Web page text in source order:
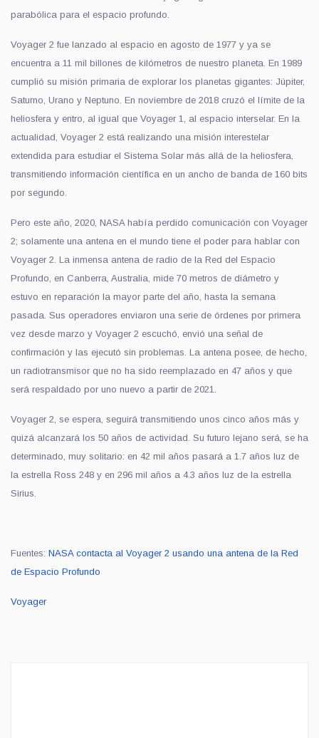
parabólica para el espacio profundo.
Voyager 2 fue lanzado al espacio en agosto de 1977 y ya se
encuentra a 11 mil billones de kilómetros de nuestro planeta. En 1989
cumplió su misión primaria de explorar los planetas gigantes: Júpiter,
Saturno, Urano y Neptuno. En noviembre de 2018 cruzó el límite de la
heliosfera y entro, al igual que Voyager 1, al espacio interselar. En la
actualidad, Voyager 2 está realizando una misión interestelar
extendida para estudiar el Sistema Solar más allá de la heliosfera,
transmitiendo información científica en un ancho de banda de 160 bits
por segundo.
Pero este año, 2020, NASA había perdido comunicación con Voyager
2; solamente una antena en el mundo tiene el poder para hablar con
Voyager 2. La inmensa antena de radio de la Red del Espacio
Profundo, en Canberra, Australia, mide 70 metros de diámetro y
estuvo en reparación la mayor parte del año, hasta la semana
pasada. Sus operadores enviaron una serie de órdenes por primera
vez desde marzo y Voyager 2 escuchó, envió una señal de
confirmación y las ejecutó sin problemas. La antena posee, de hecho,
un radiotransmisor que no ha sido reemplazado en 47 años y que
será respaldado por uno nuevo a partir de 2021.
Voyager 2, se espera, seguirá transmitiendo unos cinco años más y
quizá alcanzará los 50 años de actividad. Su futuro lejano será, se ha
determinado, muy solitario: en 42 mil años pasará a 1.7 años luz de
la estrella Ross 248 y en 296 mil años a 4.3 años luz de la estrella
Sirius.
Fuentes: NASA contacta al Voyager 2 usando una antena de la Red
de Espacio Profundo
Voyager